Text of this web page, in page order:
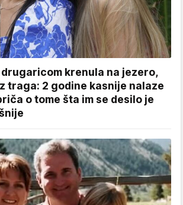
krenula na jezero,
traga: 2 godine kasnije nalaze
o tome šta im se desilo je